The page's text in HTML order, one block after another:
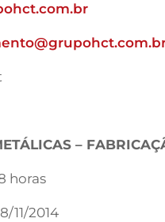
–
horas
11/2014